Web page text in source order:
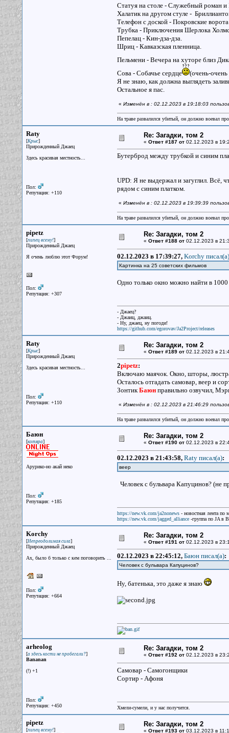
Статуя на столе - Служебный роман и
Халатик на другом стуле -
Телефон с доской - Покровские
Трубка - Приключения Шерлока
Пепелац - Кин-дза-дза.
Шриц - Кавказская пленница.
Пельмени - Вечера на хуторе близ
Сова - Собачье сердце
(очень-
Я не знаю, как должна выглядеть
Остальное я пас.
« Изменён в : 02.12.2023 в 19:18:03
На траве развалился убитый, он должно воевал
Raty
[Крыс]
Прирожденный Джаец
Здесь красивая местность...
Пол:
Репутация: +110
Re: Загадки, том 2
« Ответ #187 от02.12.2023 в
Бутерброд между трубкой и синим
UPD: Я не выдержал и загуглил. Всё,
рядом с синим платком.
« Изменён в : 02.12.2023 в 19:39:39
На траве развалился убитый, он должно воевал
pipetz
[пипец всему!]
Прирожденный Джаец
Я очень люблю этот Форум!
Пол:
Репутация: +307
Re: Загадки, том 2
« Ответ #188 от02.12.2023 в
02.12.2023 в 17:39:27, Korchy писал(a)
Картинка на 25 советских фильмов
Одно только окно можно найти в
- Джаец?
- Джаиц, джаиц.
- Ну, джаец, ну погоди!
https://github.com/egorovav/Ja2Project/releases
Raty
[Крыс]
Прирожденный Джаец
Здесь красивая местность...
Пол:
Репутация: +110
Re: Загадки, том 2
« Ответ #189 от02.12.2023 в
2pipetz:
Включаю маячок. Окно, шторы,
Осталось отгадать самовар, веер и
ЗонтикБаюнправильно озвучил,
« Изменён в : 02.12.2023 в 21:46:29
На траве развалился убитый, он должно воевал
Баюн
[котяра]
Арурико-но акай неко
Пол:
Репутация: +185
Re: Загадки, том 2
« Ответ #190 от02.12.2023 в
02.12.2023 в 21:43:58, Raty писал(a):
веер
Человек с бульвара Капуцинов? (не
https://new.vk.com/ja2nonews- новостная лента по
https://new.vk.com/jagged_alliance-группа по JA в
Korchy
[Непреодолимая сила]
Прирожденный Джаец
Ах, было б только с кем поговорить ...
Пол:
Репутация: +664
Re: Загадки, том 2
« Ответ #191 от02.12.2023 в
02.12.2023 в 22:45:12, Баюн писал(a):
Человек с бульвара Капуцинов?
Ну, батенька, это даже я знаю
arheolog
[а здесь кости не пробегали?]
Bananan
(!) +1
Пол:
Репутация: +450
Re: Загадки, том 2
« Ответ #192 от02.12.2023 в
Самовар - Самогонщики
Сортир - Афоня
Хмели-сумели, и у нас получится.
pipetz
[пипец всему!]
Re: Загадки, том 2
« Ответ #193 от03.12.2023 в